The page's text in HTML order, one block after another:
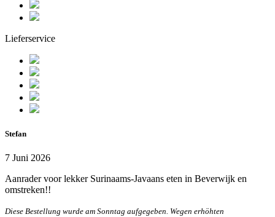
Lieferservice
Stefan
7 Juni 2026
Aanrader voor lekker Surinaams-Javaans eten in Beverwijk en
omstreken!!
Diese Bestellung wurde am Sonntag aufgegeben. Wegen erhöhten